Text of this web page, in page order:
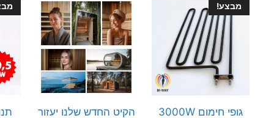
מבצע!
גופי חימום 3000W
הקיט החדש שלנו יעזור